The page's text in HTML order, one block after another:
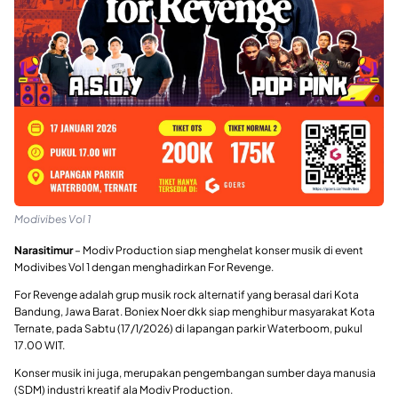
Modivibes Vol 1
Narasitimur– Modiv Production siap menghelat konser musik di event
Modivibes Vol 1 dengan menghadirkan For Revenge.
For Revenge adalah grup musik rock alternatif yang berasal dari Kota
Bandung, Jawa Barat. Boniex Noer dkk siap menghibur masyarakat Kota
Ternate, pada Sabtu (17/1/2026) di lapangan parkir Waterboom, pukul
17.00 WIT.
Konser musik ini juga, merupakan pengembangan sumber daya manusia
(SDM) industri kreatif ala Modiv Production.